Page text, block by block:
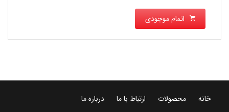
اتمام موجودی
خانه محصولات ارتباط با ما درباره ما